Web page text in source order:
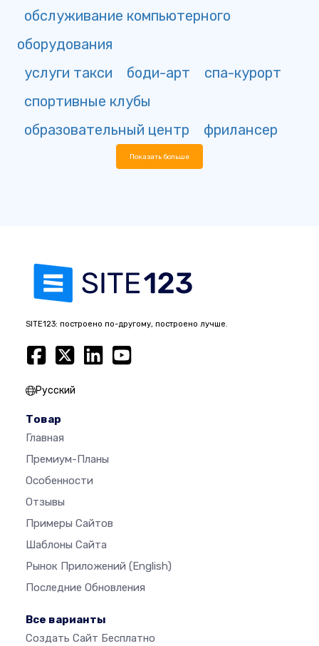
обслуживание компьютерного
оборудования
услуги такси
боди-арт
спа-курорт
спортивные клубы
образовательный центр
фрилансер
Показать больше
SITE123: построено по-другому, построено лучше.
Русский
Товар
Главная
Премиум-Планы
Особенности
Отзывы
Примеры Сайтов
Шаблоны Сайта
Рынок Приложений (English)
Последние Обновления
Все варианты
Создать Сайт Бесплатно